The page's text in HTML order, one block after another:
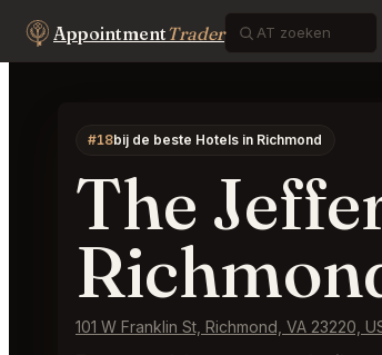
AppointmentTrader
#18bij de beste Hotels in Richmond
The
101 W Franklin St, Richmond, VA 23220,